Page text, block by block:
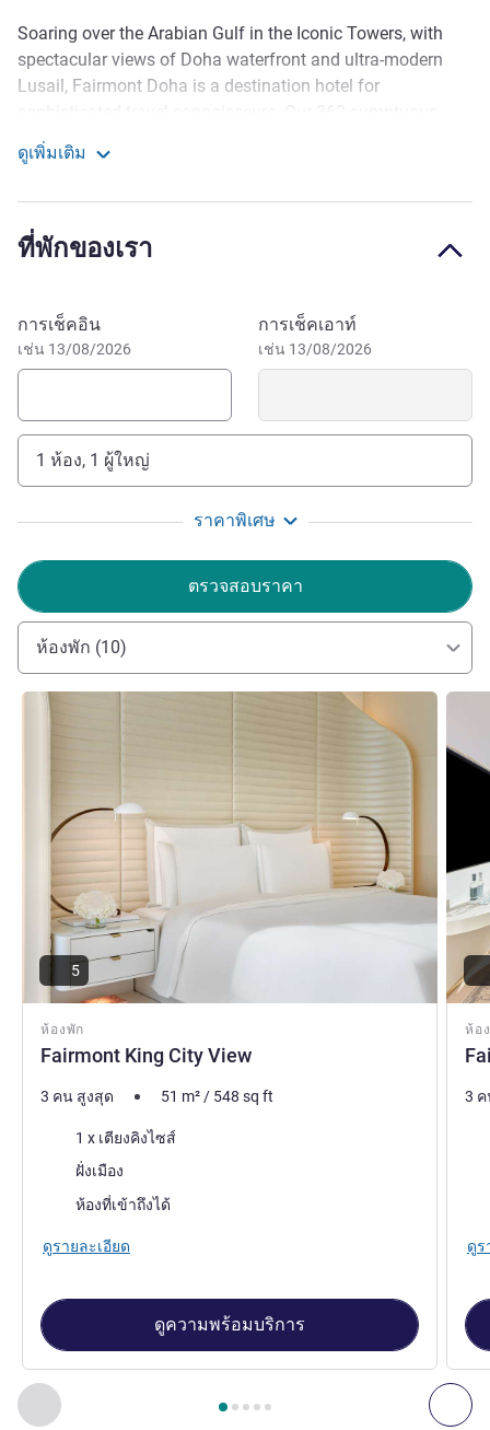
รายละเอียด
Soaring over the Arabian Gulf in the Iconic Towers, with
spectacular views of Doha waterfront and ultra-modern
Lusail, Fairmont Doha is a destination hotel for
rooms and suites are a flawless blend of contemporary
comfort and motifs drawn from ancient Qatari heritage.
personalised service for a truly unforgettable stay.
views of the Arabian Gulf, Doha waterfront, and Lusail. Our
rooms and suites blend contemporary comfort with Qatari
heritage. We have exceptional restaurants and bars, spa
modern beacon for travellers. It offers intuitive design,
theatrical dining, and 360 wellbeing. Overlooking the
Arabian Gulf in Doha's Marina District, it's near Lusail
Marina District, Fairmont Doha overlooks the glittering
Arabian Gulf. This prestigious address is close to Lusail
Iconic Stadium, Marina Promenade and the designer
boutiques at Place Vendôme Mall.
ดูเพิ่มเติม
ที่พักของเรา
จองโรงแรมนี้
การเช็คอิน
เช่น 13/08/2026
การเช็คเอาท์
เช่น 13/08/2026
1 ห้อง, 1 ผู้ใหญ่
ราคาพิเศษ
ตรวจสอบราคา
ห้องพัก (10)
ก่อนหน้า - ห้องพัก ถั
หน้า1 , ห้องพัก 1 : Fairmont King City View , ห้องพัก 2 :
ห้องพัก
Fairmont King City View
ดูรายละเอียด
5
3 คน สูงสุด 51 m²/ 548 sq ft
เครื่องนอน
1 x เตียงคิงไซส์
ฝั่งเมือง
ห้องที่เข้าถึงได้
ดูรายละเอียด
ดูความพร้อมบริการ
ห้อ
ดูราย
3
ดูร